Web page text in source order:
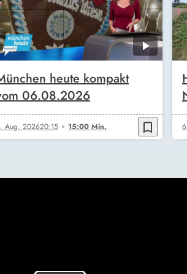
heute kompakt
06.08.2026
Aug. 202620:15 15:00 Min. bookmark_border